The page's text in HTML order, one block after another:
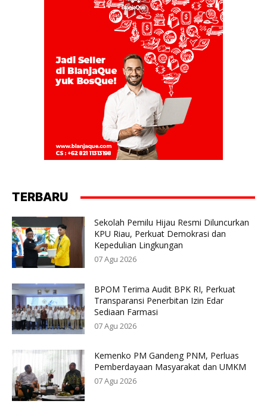
TERBARU
Sekolah Pemilu Hijau Resmi Diluncurkan
KPU Riau, Perkuat Demokrasi dan
Kepedulian Lingkungan
07 Agu 2026
BPOM Terima Audit BPK RI, Perkuat
Transparansi Penerbitan Izin Edar
Sediaan Farmasi
07 Agu 2026
Kemenko PM Gandeng PNM, Perluas
Pemberdayaan Masyarakat dan UMKM
07 Agu 2026